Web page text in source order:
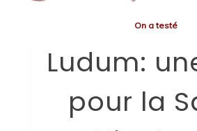
On a testé
Ludum:
pour la